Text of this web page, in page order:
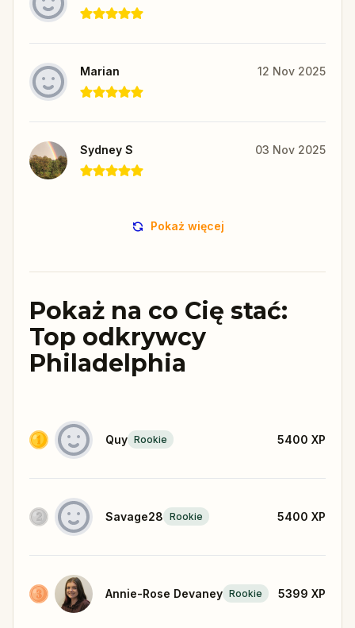
Marian 12 Nov 2025
Sydney S 03 Nov 2025
Pokaż więcej
Pokaż na co Cię stać:
Top odkrywcy
Philadelphia
Quy Rookie 5400 XP
Savage28 Rookie 5400 XP
Annie-Rose Devaney Rookie 5399 XP